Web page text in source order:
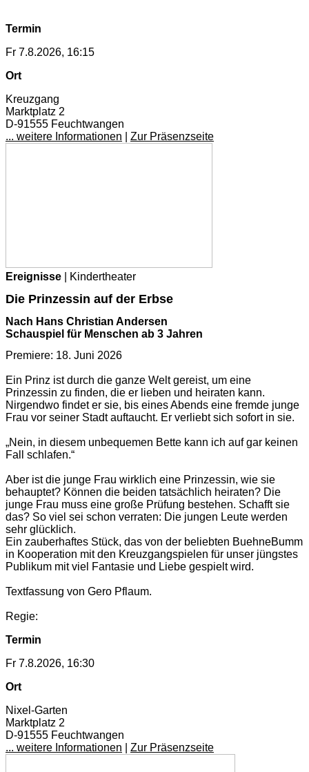
Termin
Fr 7.8.2026, 16:15
Ort
Kreuzgang
Marktplatz 2
D-91555 Feuchtwangen
... weitere Informationen
Zur Präsenzseite
Ereignisse | Kindertheater
Die Prinzessin auf der Erbse
Nach Hans Christian Andersen
Schauspiel für Menschen ab 3 Jahren
Premiere: 18. Juni 2026
Ein Prinz ist durch die ganze Welt gereist, um eine
Prinzessin zu finden, die er lieben und heiraten kann.
Nirgendwo findet er sie, bis eines Abends eine fremde junge
Frau vor seiner Stadt auftaucht. Er verliebt sich sofort in sie.
„Nein, in diesem unbequemen Bette kann ich auf gar keinen
Fall schlafen.“
Aber ist die junge Frau wirklich eine Prinzessin, wie sie
behauptet? Können die beiden tatsächlich heiraten? Die
junge Frau muss eine große Prüfung bestehen. Schafft sie
das? So viel sei schon verraten: Die jungen Leute werden
sehr glücklich.
Ein zauberhaftes Stück, das von der beliebten BuehneBumm
in Kooperation mit den Kreuzgangspielen für unser jüngstes
Publikum mit viel Fantasie und Liebe gespielt wird.
Textfassung von Gero Pflaum.
Regie:
Termin
Fr 7.8.2026, 16:30
Ort
Nixel-Garten
Marktplatz 2
D-91555 Feuchtwangen
... weitere Informationen
Zur Präsenzseite